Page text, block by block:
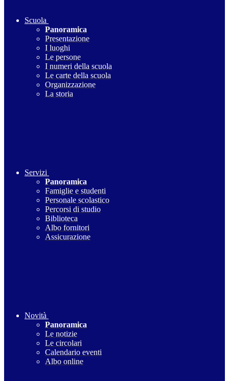
Scuola
Panoramica
Presentazione
I luoghi
Le persone
I numeri della scuola
Le carte della scuola
Organizzazione
La storia
Servizi
Panoramica
Famiglie e studenti
Personale scolastico
Percorsi di studio
Biblioteca
Albo fornitori
Assicurazione
Novità
Panoramica
Le notizie
Le circolari
Calendario eventi
Albo online